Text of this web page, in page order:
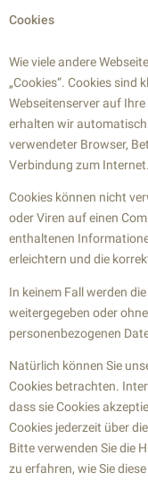
Cookies
Wie viele andere
„Cookies“. Cookies sind
Webseitenserver auf
erhalten wir automatisch
verwendeter Browser,
Verbindung zum Internet.
Cookies können nicht
oder Viren auf einen
enthaltenen
erleichtern und die
In keinem Fall werden
weitergegeben oder
personenbezogenen
Natürlich können Sie
Cookies betrachten.
dass sie Cookies
Cookies jederzeit über
Bitte verwenden Sie die
zu erfahren, wie Sie